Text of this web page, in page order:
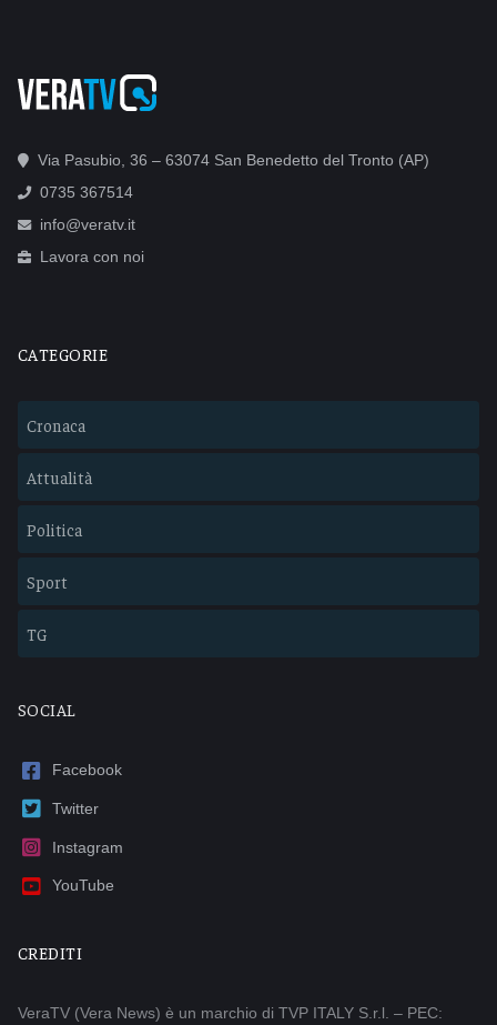
Via Pasubio, 36 – 63074 San Benedetto del Tronto (AP)
0735 367514
info@veratv.it
Lavora con noi
CATEGORIE
Cronaca
Attualità
Politica
Sport
TG
SOCIAL
Facebook
Twitter
Instagram
YouTube
CREDITI
VeraTV (Vera News) è un marchio di TVP ITALY S.r.l. – PEC: